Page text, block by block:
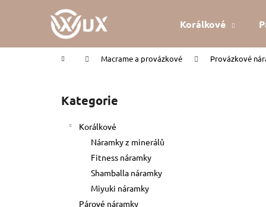
Korálkové
Domů Macrame a provázkové Provázkové
Přeskočit
kategorie
Kategorie
Korálkové
Náramky z minerálů
Fitness náramky
Shamballa náramky
Miyuki náramky
Párové náramky
í
Zpět
do
Zpět
do